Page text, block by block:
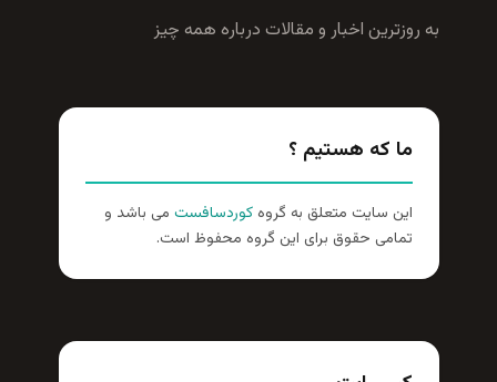
به روزترين اخبار و مقالات درباره همه چيز
ما که هستیم ؟
این سایت متعلق به گروهکوردسافست می باشد و
تمامی حقوق برای این گروه محفوظ است.